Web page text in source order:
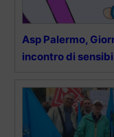
Asp Palermo,
incontro di